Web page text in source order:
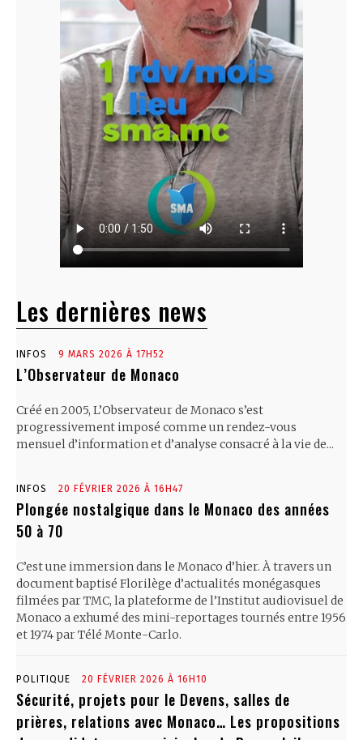
Les dernières news
INFOS 9 MARS 2026 À 17H52
L’Observateur de Monaco
Créé en 2005, L’Observateur de Monaco s’est
progressivement imposé comme un rendez-vous
mensuel d’information et d’analyse consacré à la vie de...
INFOS 20 FÉVRIER 2026 À 16H47
Plongée nostalgique dans le Monaco des années
50 à 70
C’est une immersion dans le Monaco d’hier. À travers un
document baptisé Florilège d’actualités monégasques
filmées par TMC, la plateforme de l’Institut audiovisuel de
Monaco a exhumé des mini-reportages tournés entre 1956
et 1974 par Télé Monte-Carlo.
POLITIQUE 20 FÉVRIER 2026 À 16H10
Sécurité, projets pour le Devens, salles de
prières, relations avec Monaco… Les propositions